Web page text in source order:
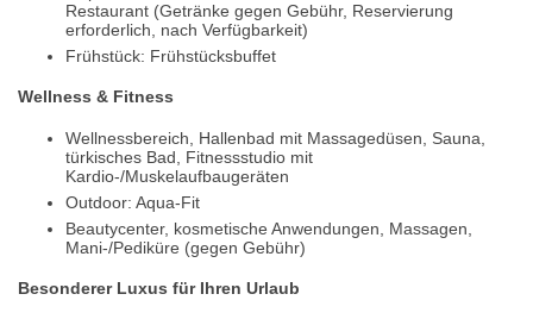
Restaurant (Getränke gegen Gebühr, Reservierung
erforderlich, nach Verfügbarkeit)
Frühstück: Frühstücksbuffet
Wellness & Fitness
Wellnessbereich, Hallenbad mit Massagedüsen, Sauna,
türkisches Bad, Fitnessstudio mit
Kardio-/Muskelaufbaugeräten
Outdoor: Aqua-Fit
Beautycenter, kosmetische Anwendungen, Massagen,
Mani-/Pediküre (gegen Gebühr)
Besonderer Luxus für Ihren Urlaub